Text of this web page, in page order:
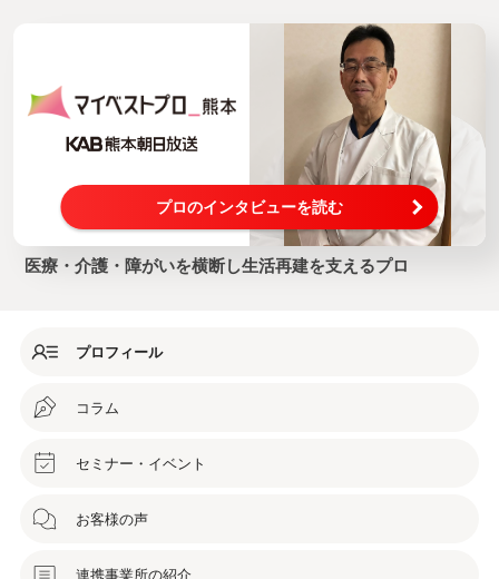
熊日サービス開発株式会社
2005—2017
公益財団法人介護労働安定センター
【ガイドヘルパー養成講座】
2004—2005
熊日サービス開発株式会社
2005−2007
公益財団法人介護労働安定センター
2006-2008
2004−2005
【熊本県義肢装具士会】
2016
公益社団法人日本義肢装具士協会全国セミナー ＜糖尿病とリハビリ
テーション＞
2003—現在
損害保険ジャパン株式会社
プロのインタビューを読む
医療・介護・障がいを横断し生活再建を支えるプロ
プロフィール
コラム
セミナー・イベント
お客様の声
連携事業所の紹介